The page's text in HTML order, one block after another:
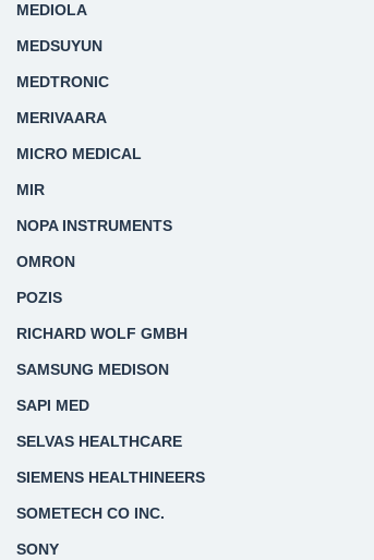
MEDIOLA
MEDSUYUN
MEDTRONIC
MERIVAARA
MICRO MEDICAL
MIR
NOPA INSTRUMENTS
OMRON
POZIS
RICHARD WOLF GMBH
SAMSUNG MEDISON
SAPI MED
SELVAS HEALTHCARE
SIEMENS HEALTHINEERS
SOMETECH CO INC.
SONY